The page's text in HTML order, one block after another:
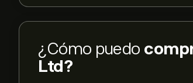
¿Cómo puedo
Ltd?